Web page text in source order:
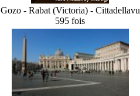
Gozo - Rabat (Victoria) - Cittadellavu
595 fois